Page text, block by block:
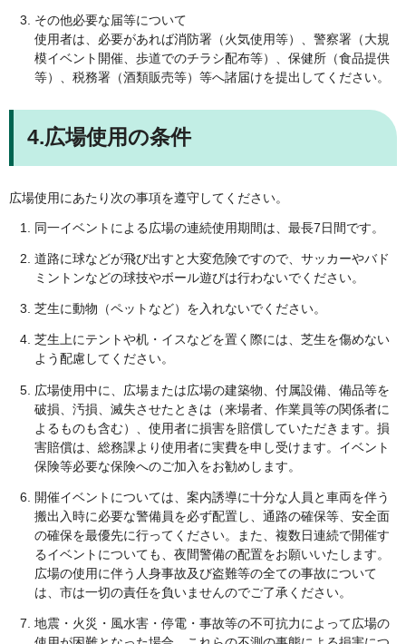
その他必要な届等について
使用者は、必要があれば消防署（火気使用等）、警察署（大規
模イベント開催、歩道でのチラシ配布等）、保健所（食品提供
等）、税務署（酒類販売等）等へ諸届けを提出してください。
4.広場使用の条件
広場使用にあたり次の事項を遵守してください。
同一イベントによる広場の連続使用期間は、最長7日間です。
道路に球などが飛び出すと大変危険ですので、サッカーやバド
ミントンなどの球技やボール遊びは行わないでください。
芝生に動物（ペットなど）を入れないでください。
芝生上にテントや机・イスなどを置く際には、芝生を傷めない
よう配慮してください。
広場使用中に、広場または広場の建築物、付属設備、備品等を
破損、汚損、滅失させたときは（来場者、作業員等の関係者に
よるものも含む）、使用者に損害を賠償していただきます。損
害賠償は、総務課より使用者に実費を申し受けます。イベント
保険等必要な保険へのご加入をお勧めします。
開催イベントについては、案内誘導に十分な人員と車両を伴う
搬出入時に必要な警備員を必ず配置し、通路の確保等、安全面
の確保を最優先に行ってください。また、複数日連続で開催す
るイベントについても、夜間警備の配置をお願いいたします。
広場の使用に伴う人身事故及び盗難等の全ての事故について
は、市は一切の責任を負いませんのでご了承ください。
地震・火災・風水害・停電・事故等の不可抗力によって広場の